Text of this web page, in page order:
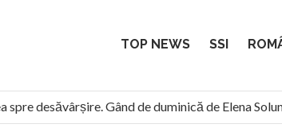
TOP NEWS SSI
desăvârșire. Gând de duminică de Elena
“românii sunt slavi, nu latini”. Fostul